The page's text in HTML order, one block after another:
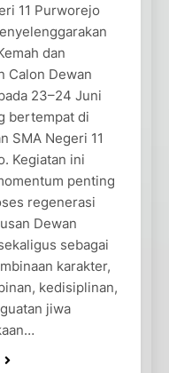
11 Purworejo
dan
Calon Dewan
23–24 Juni
bertempat di
SMA Negeri 11
Kegiatan ini
penting
regenerasi
Dewan
sebagai
karakter,
kedisiplinan,
jiwa